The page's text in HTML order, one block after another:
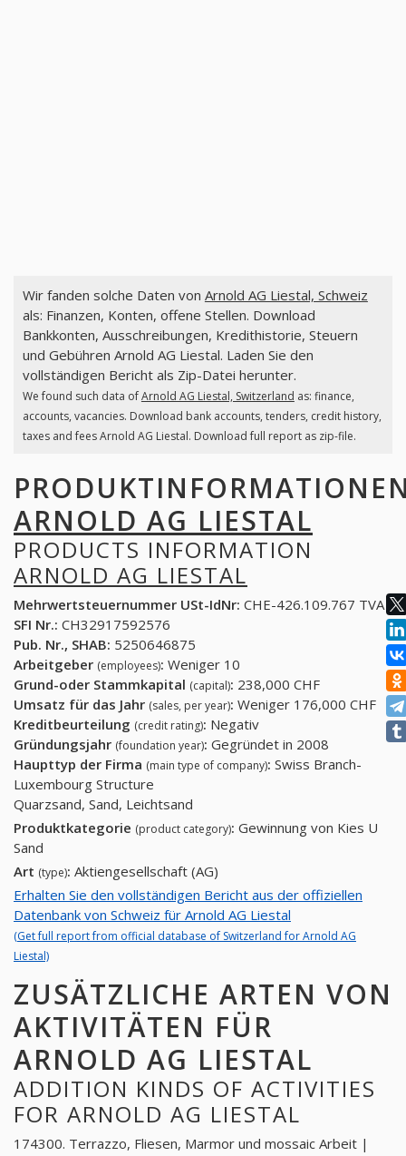
Wir fanden solche Daten von Arnold AG Liestal, Schweiz
als: Finanzen, Konten, offene Stellen. Download
Bankkonten, Ausschreibungen, Kredithistorie, Steuern
und Gebühren Arnold AG Liestal. Laden Sie den
vollständigen Bericht als Zip-Datei herunter.
We found such data ofArnold AG Liestal, Switzerland as: finance,
accounts, vacancies. Download bank accounts, tenders, credit history,
taxes and fees Arnold AG Liestal. Download full report as zip-file.
ARNOLD AG LIESTAL
PRODUCTS INFORMATION
ARNOLD AG LIESTAL
Mehrwertsteuernummer USt-IdNr: CHE-426.109.767 TVA
SFI Nr.: CH32917592576
Pub. Nr., SHAB: 5250646875
Arbeitgeber (employees): Weniger 10
Grund-oder Stammkapital (capital): 238,000 CHF
Umsatz für das Jahr (sales, per year): Weniger 176,000 CHF
Kreditbeurteilung (credit rating): Negativ
Gründungsjahr (foundation year): Gegründet in 2008
Haupttyp der Firma (main type of company): Swiss Branch-
Luxembourg Structure
Quarzsand, Sand, Leichtsand
Produktkategorie (product category): Gewinnung von Kies U
Sand
Art (type): Aktiengesellschaft (AG)
Erhalten Sie den vollständigen Bericht aus der offiziellen
Datenbank von Schweiz für Arnold AG Liestal
(Get full report from official database of Switzerland for Arnold AG
Liestal)
ZUSÄTZLICHE ARTEN VON
AKTIVITÄTEN FÜR
ARNOLD AG LIESTAL
ADDITION KINDS OF ACTIVITIES
FOR ARNOLD AG LIESTAL
174300. Terrazzo, Fliesen, Marmor und mossaic Arbeit |